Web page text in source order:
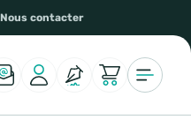
Nous contacter